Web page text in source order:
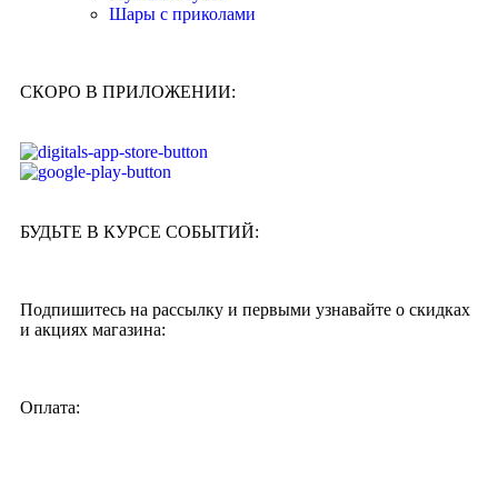
Шары с приколами
СКОРО В ПРИЛОЖЕНИИ:
БУДЬТЕ В КУРСЕ СОБЫТИЙ:
Подпишитесь на рассылку и первыми узнавайте о скидках
и акциях магазина:
Оплата: